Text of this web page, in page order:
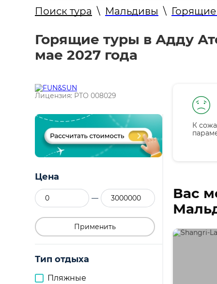
Поиск тура \ Мальдивы \
Горящие туры в Адду
мае 2027 года
Лицензия: РТО 008029
Цена
—
Применить
Тип отдыха
Пляжные
К
Вас